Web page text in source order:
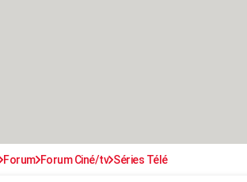
Forum Forum Ciné/tv Séries Télé